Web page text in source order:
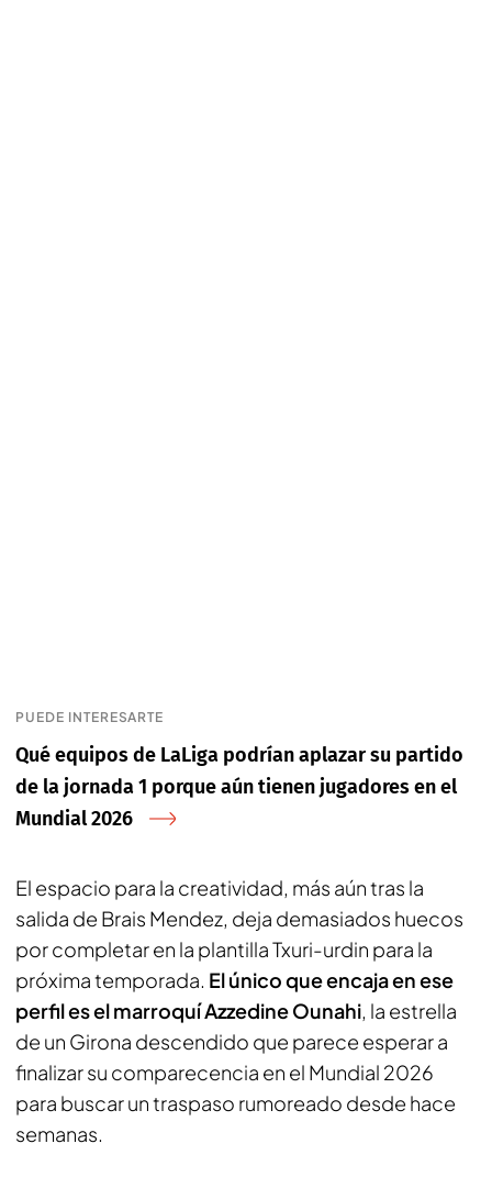
PUEDE INTERESARTE
Qué equipos de LaLiga podrían aplazar su partido
de la jornada 1 porque aún tienen jugadores en el
Mundial 2026
El espacio para la creatividad, más aún tras la
salida de Brais Mendez, deja demasiados huecos
por completar en la plantilla Txuri-urdin para la
próxima temporada. El único que encaja en ese
perfil es el marroquí Azzedine Ounahi, la estrella
de un Girona descendido que parece esperar a
finalizar su comparecencia en el Mundial 2026
para buscar un traspaso rumoreado desde hace
semanas.